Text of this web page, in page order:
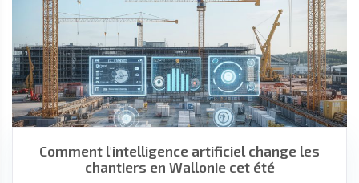
Comment l'intelligence artificiel change les
chantiers en Wallonie cet été